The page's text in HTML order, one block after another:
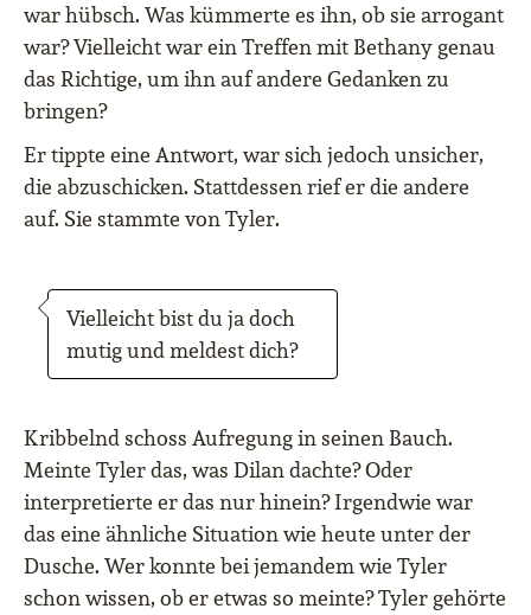
war hübsch. Was kümmerte es ihn, ob sie arrogant
war? Vielleicht war ein Treffen mit Bethany genau
das Richtige, um ihn auf andere Gedanken zu
bringen?
Er tippte eine Antwort, war sich jedoch unsicher,
die abzuschicken. Stattdessen rief er die andere
auf. Sie stammte von Tyler.
Vielleicht bist du ja doch
mutig und meldest dich?
Kribbelnd schoss Aufregung in seinen Bauch.
Meinte Tyler das, was Dilan dachte? Oder
interpretierte er das nur hinein? Irgendwie war
das eine ähnliche Situation wie heute unter der
Dusche. Wer konnte bei jemandem wie Tyler
schon wissen, ob er etwas so meinte? Tyler gehörte